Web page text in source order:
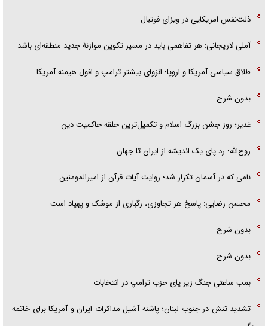
ذلت‌نفس امریکایی در ویزای فوتبال
آملی لاریجانی: هر تفاهمی باید در مسیر تکوین موازنۀ جدید منطقه‌ای باشد
طلاق سیاسی آمریکا و اروپا؛ انزوای بیشتر ترامپ و افول هیمنه آمریکا
بدون شرح
غدیر؛ روز جشن بزرگ اسلام و تکمیل‌ترین حلقه حاکمیت دین
روح‌الله؛ رد پای یک اندیشه از ایران تا جهان
نامی که در آسمان تکرار شد؛ روایت آیات قرآن از امیرالمومنین
محسن رضایی: پاسخ هر تجاوزی، رگباری از موشک و پهپاد است
بدون شرح
بدون شرح
بمب ساعتی جنگ زیر پای حزب ترام‍پ در انتخابات
تشدید تنش در جنوب لبنان؛ پاشنه آشیل مذاکرات ایران و آمریکا برای خاتمه